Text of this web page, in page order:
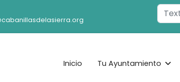
Buscar
Inicio Tu Ayuntamiento